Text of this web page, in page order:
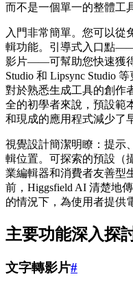
而不是一個單一的整體工
入門非常簡單。您可以從
輯功能。引導式入口點
影片——可幫助您快速獲
Studio 和 Lipsync Studio
對於熟悉生成工具的創作
全的初學者來說，預設範
和現成的應用程式減少了
視覺設計簡潔明瞭：提示
輯位置。可探索的預設（
業編輯器和消費者友善型
前，Higgsfield AI 清楚地
的情況下，為使用者提供
主要功能深入探
文字轉影片#